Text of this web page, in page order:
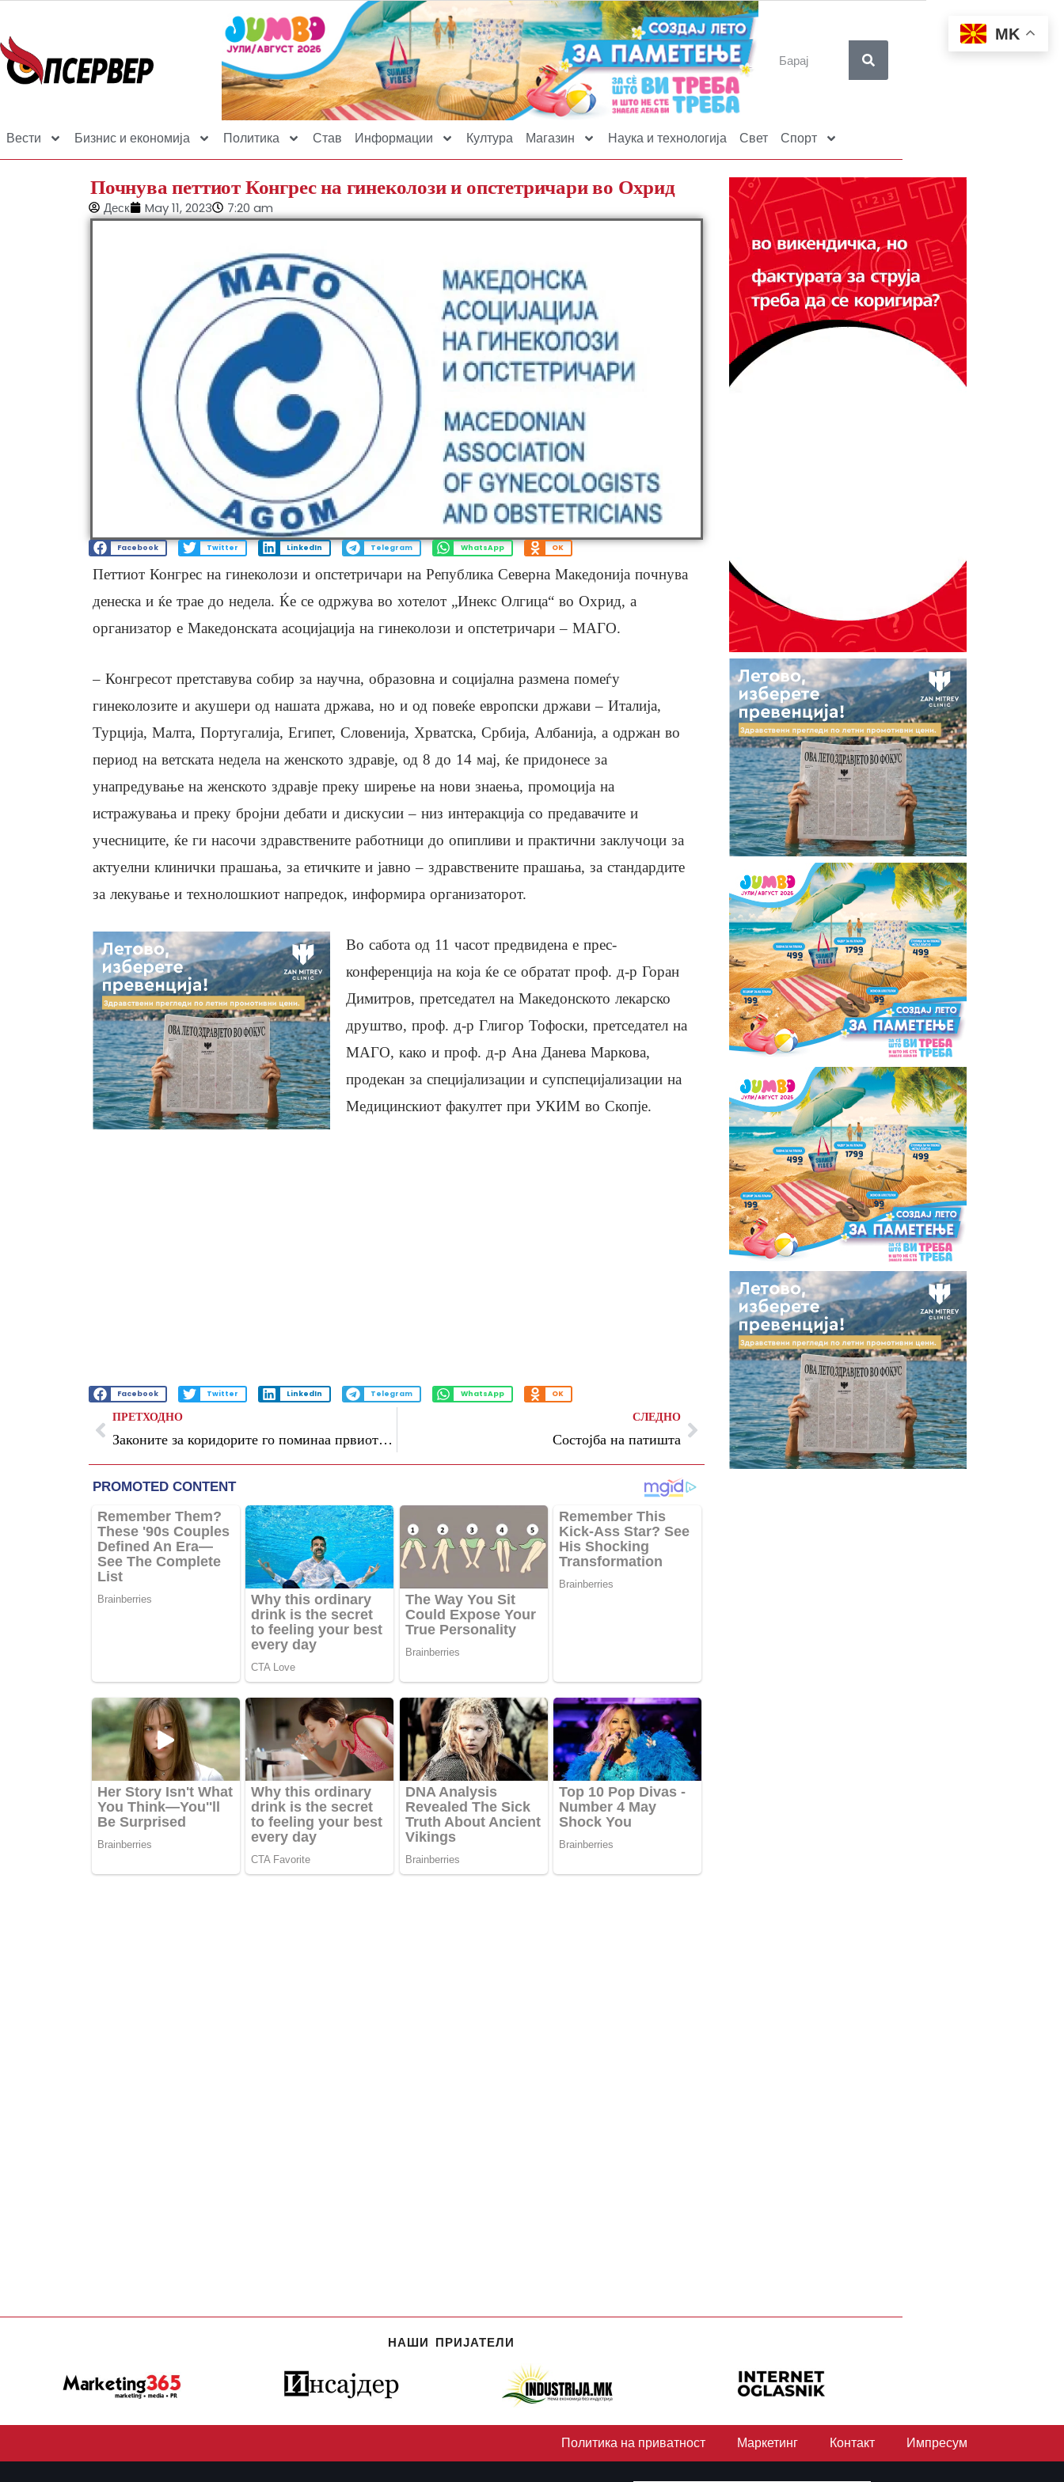
Вести Бизнис и економија Политика Став Информации Култура Магазин Наука и технологија Свет Спорт
Почнува петтиот Конгрес на гинеколози и опстетричари во Охрид
Деск May 11, 2023 7:20 am
Facebook Twitter LinkedIn Telegram WhatsApp OK
Петтиот Конгрес на гинеколози и опстетричари на Република Северна Македонија почнува
денеска и ќе трае до недела. Ќе се одржува во хотелот „Инекс Олгица“ во Охрид, а
организатор е Македонската асоцијација на гинеколози и опстетричари – МАГО.
– Конгресот претставува собир за научна, образовна и социјална размена помеѓу
гинеколозите и акушери од нашата држава, но и од повеќе европски држави – Италија,
Турција, Малта, Португалија, Египет, Словенија, Хрватска, Србија, Албанија, а одржан во
период на ветската недела на женското здравје, од 8 до 14 мај, ќе придонесе за
унапредување на женското здравје преку ширење на нови знаења, промоција на
истражувања и преку бројни дебати и дискусии – низ интеракција со предавачите и
учесниците, ќе ги насочи здравствените работници до опипливи и практични заклучоци за
актуелни клинички прашања, за етичките и јавно – здравствените прашања, за стандардите
за лекување и технолошкиот напредок, информира организаторот.
Во сабота од 11 часот предвидена е прес-
конференција на која ќе се обратат проф. д-р Горан
Димитров, претседател на Македонското лекарско
друштво, проф. д-р Глигор Тофоски, претседател на
МАГО, како и проф. д-р Ана Данева Маркова,
продекан за специјализации и супспецијализации на
Медицинскиот факултет при УКИМ во Скопје.
Facebook Twitter LinkedIn Telegram WhatsApp OK
ПРЕТХОДНО
Законите за коридорите го поминаа првиот собраниски филтер
СЛЕДНО
Состојба на патишта
НАШИ ПРИЈАТЕЛИ
Политика на приватност Маркетинг Контакт Импресум
MK